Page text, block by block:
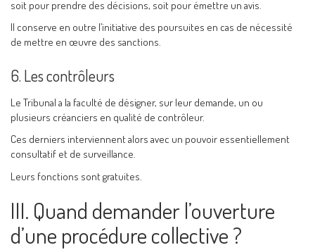
soit pour prendre des décisions, soit pour émettre un avis.
Il conserve en outre l’initiative des poursuites en cas de nécessité
de mettre en œuvre des sanctions.
6. Les contrôleurs
Le Tribunal a la faculté de désigner, sur leur demande, un ou
plusieurs créanciers en qualité de contrôleur.
Ces derniers interviennent alors avec un pouvoir essentiellement
consultatif et de surveillance.
Leurs fonctions sont gratuites.
III. Quand demander l’ouverture
d’une procédure collective ?